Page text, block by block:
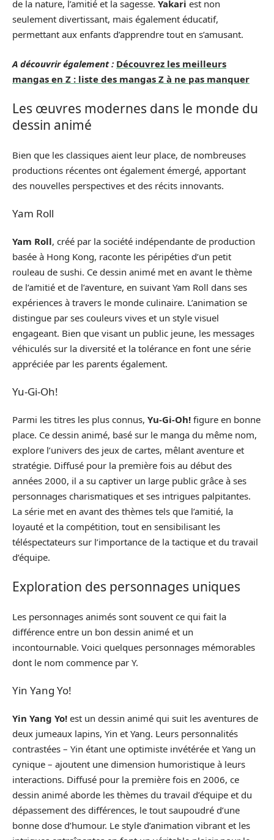
de la nature, l’amitié et la sagesse. Yakari est non
seulement divertissant, mais également éducatif,
permettant aux enfants d’apprendre tout en s’amusant.
A découvrir également : Découvrez les meilleurs
mangas en Z : liste des mangas Z à ne pas manquer
Les œuvres modernes dans le monde du
dessin animé
Bien que les classiques aient leur place, de nombreuses
productions récentes ont également émergé, apportant
des nouvelles perspectives et des récits innovants.
Yam Roll
Yam Roll, créé par la société indépendante de production
basée à Hong Kong, raconte les péripéties d’un petit
rouleau de sushi. Ce dessin animé met en avant le thème
de l’amitié et de l’aventure, en suivant Yam Roll dans ses
expériences à travers le monde culinaire. L’animation se
distingue par ses couleurs vives et un style visuel
engageant. Bien que visant un public jeune, les messages
véhiculés sur la diversité et la tolérance en font une série
appréciée par les parents également.
Yu-Gi-Oh!
Parmi les titres les plus connus, Yu-Gi-Oh! figure en bonne
place. Ce dessin animé, basé sur le manga du même nom,
explore l’univers des jeux de cartes, mêlant aventure et
stratégie. Diffusé pour la première fois au début des
années 2000, il a su captiver un large public grâce à ses
personnages charismatiques et ses intrigues palpitantes.
La série met en avant des thèmes tels que l’amitié, la
loyauté et la compétition, tout en sensibilisant les
téléspectateurs sur l’importance de la tactique et du travail
d’équipe.
Exploration des personnages uniques
Les personnages animés sont souvent ce qui fait la
différence entre un bon dessin animé et un
incontournable. Voici quelques personnages mémorables
dont le nom commence par Y.
Yin Yang Yo!
Yin Yang Yo! est un dessin animé qui suit les aventures de
deux jumeaux lapins, Yin et Yang. Leurs personnalités
contrastées – Yin étant une optimiste invétérée et Yang un
cynique – ajoutent une dimension humoristique à leurs
interactions. Diffusé pour la première fois en 2006, ce
dessin animé aborde les thèmes du travail d’équipe et du
dépassement des différences, le tout saupoudré d’une
bonne dose d’humour. Le style d’animation vibrant et les